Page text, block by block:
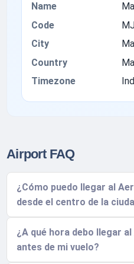
Name
Code
City
Country
Timezone
Airport FAQ
¿Cómo puedo llegar al
desde el centro de la
¿A qué hora debo llegar
antes de mi vuelo?